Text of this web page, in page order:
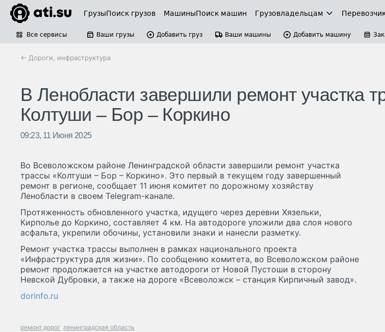
ГрузыПоиск грузов МашиныПоиск машин Грузовладельцам
Все сервисы Ваши грузы Добавить груз Ваши машины Добавить машину
← Дороги, инфраструктура
В Ленобласти завершили ремонт участка
Колтуши – Бор – Коркино
09:23, 11 Июня 2025
Во Всеволожском районе Ленинградской области завершили ремонт участка
трассы «Колтуши – Бор – Коркино». Это первый в текущем году завершенный
ремонт в регионе, сообщает 11 июня комитет по дорожному хозяйству
Ленобласти в своем Telegram-канале.
Протяженность обновленного участка, идущего через деревни Хязельки,
Кирполье до Коркино, составляет 4 км. На автодороге уложили два слоя нового
асфальта, укрепили обочины, установили знаки и нанесли разметку.
Ремонт участка трассы выполнен в рамках национального проекта
«Инфраструктура для жизни». По сообщению комитета, во Всеволожском районе
ремонт продолжается на участке автодороги от Новой Пустоши в сторону
Невской Дубровки, а также на дороге «Всеволожск – станция Кирпичный завод».
dorinfo.ru
ремонт дорог ленинградская область